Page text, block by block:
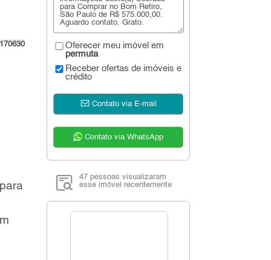
Oferecer meu imóvel em
permuta
Receber ofertas de imóveis e
crédito
Contato via E-mail
Contato via WhatsApp
47 pessoas visualizaram
esse imóvel recentemente